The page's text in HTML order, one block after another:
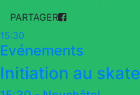
PARTAGER
15:30
Evénements
Initiation au skate